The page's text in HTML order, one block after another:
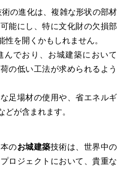
の進化は、複雑な形状の部材
能にし、特に文化財の欠損部
を開くかもしれません。
でおり、お城建築において
の低い工法が求められるよう
足場材の使用や、省エネルギ
が含まれます。
のお城建築技術は、世界中の
ロジェクトにおいて、貴重な